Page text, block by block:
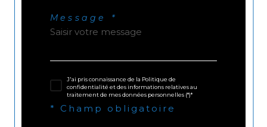
Message *
J'ai pris connaissance de la Politique de
confidentialité et des informations relatives au
traitement de mes données personnelles (*)*
* Champ obligatoire